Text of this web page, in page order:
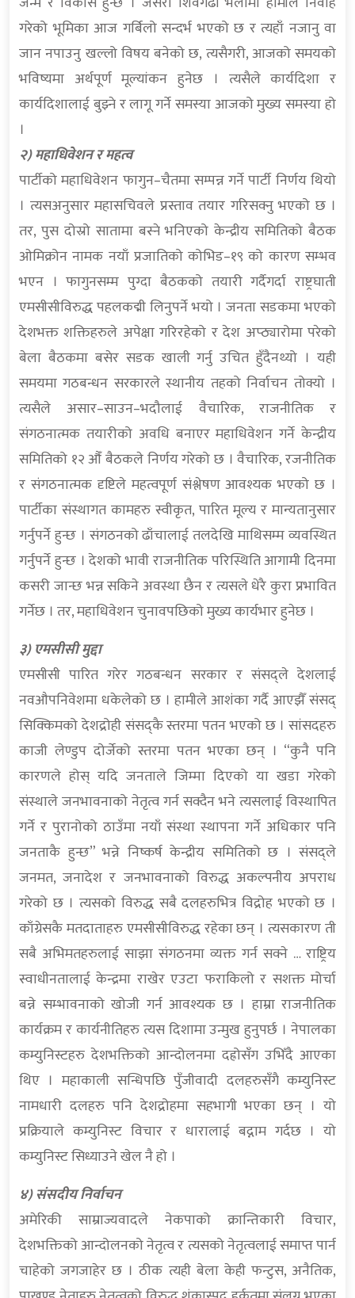
गरेको भूमिका आज गर्बिलो सन्दर्भ भएको छ र त्यहाँ नजानु वा
जान नपाउनु खल्लो विषय बनेको छ, त्यसैगरी, आजको समयको
भविष्यमा अर्थपूर्ण मूल्यांकन हुनेछ । त्यसैले कार्यदिशा र
कार्यदिशालाई बुझ्ने र लागू गर्ने समस्या आजको मुख्य समस्या हो
।
२) महाधिवेशन र महत्व
पार्टीको महाधिवेशन फागुन–चैतमा सम्पन्न गर्ने पार्टी निर्णय थियो
। त्यसअनुसार महासचिवले प्रस्ताव तयार गरिसक्नु भएको छ ।
तर, पुस दोस्रो सातामा बस्ने भनिएको केन्द्रीय समितिको बैठक
ओमिक्रोन नामक नयाँ प्रजातिको कोभिड–१९ को कारण सम्भव
भएन । फागुनसम्म पुग्दा बैठकको तयारी गर्दैगर्दा राष्ट्रघाती
एमसीसीविरुद्ध पहलकद्मी लिनुपर्ने भयो । जनता सडकमा भएको
देशभक्त शक्तिहरुले अपेक्षा गरिरहेको र देश अप्ठ्यारोमा परेको
बेला बैठकमा बसेर सडक खाली गर्नु उचित हुँदैनथ्यो । यही
समयमा गठबन्धन सरकारले स्थानीय तहको निर्वाचन तोक्यो ।
त्यसैले असार–साउन–भदौलाई वैचारिक, राजनीतिक र
संगठनात्मक तयारीको अवधि बनाएर महाधिवेशन गर्ने केन्द्रीय
समितिको १२ औँ बैठकले निर्णय गरेको छ । वैचारिक, रजनीतिक
र संगठनात्मक दृष्टिले महत्वपूर्ण संश्लेषण आवश्यक भएको छ ।
पार्टीका संस्थागत कामहरु स्वीकृत, पारित मूल्य र मान्यतानुसार
गर्नुपर्ने हुन्छ । संगठनको ढाँचालाई तलदेखि माथिसम्म व्यवस्थित
गर्नुपर्ने हुन्छ । देशको भावी राजनीतिक परिस्थिति आगामी दिनमा
कसरी जान्छ भन्न सकिने अवस्था छैन र त्यसले धेरै कुरा प्रभावित
गर्नेछ । तर, महाधिवेशन चुनावपछिको मुख्य कार्यभार हुनेछ ।
३) एमसीसी मुद्दा
एमसीसी पारित गरेर गठबन्धन सरकार र संसद्ले देशलाई
नवऔपनिवेशमा धकेलेको छ । हामीले आशंका गर्दै आएझैँ संसद्
सिक्किमको देशद्रोही संसद्कै स्तरमा पतन भएको छ । सांसदहरु
काजी लेण्डुप दोर्जेको स्तरमा पतन भएका छन् । “कुनै पनि
कारणले होस् यदि जनताले जिम्मा दिएको या खडा गरेको
संस्थाले जनभावनाको नेतृत्व गर्न सक्दैन भने त्यसलाई विस्थापित
गर्ने र पुरानोको ठाउँमा नयाँ संस्था स्थापना गर्ने अधिकार पनि
जनताकै हुन्छ” भन्ने निष्कर्ष केन्द्रीय समितिको छ । संसद्ले
जनमत, जनादेश र जनभावनाको विरुद्ध अकल्पनीय अपराध
गरेको छ । त्यसको विरुद्ध सबै दलहरुभित्र विद्रोह भएको छ ।
काँग्रेसकै मतदाताहरु एमसीसीविरुद्ध रहेका छन् । त्यसकारण ती
सबै अभिमतहरुलाई साझा संगठनमा व्यक्त गर्न सक्ने … राष्ट्रिय
स्वाधीनतालाई केन्द्रमा राखेर एउटा फराकिलो र सशक्त मोर्चा
बन्ने सम्भावनाको खोजी गर्न आवश्यक छ । हाम्रा राजनीतिक
कार्यक्रम र कार्यनीतिहरु त्यस दिशामा उन्मुख हुनुपर्छ । नेपालका
कम्युनिस्टहरु देशभक्तिको आन्दोलनमा दह्रोसँग उभिँदै आएका
थिए । महाकाली सन्धिपछि पुँजीवादी दलहरुसँगै कम्युनिस्ट
नामधारी दलहरु पनि देशद्रोहमा सहभागी भएका छन् । यो
प्रक्रियाले कम्युनिस्ट विचार र धारालाई बद्नाम गर्दछ । यो
कम्युनिस्ट सिध्याउने खेल नै हो ।
४) संसदीय निर्वाचन
अमेरिकी साम्राज्यवादले नेकपाको क्रान्तिकारी विचार,
देशभक्तिको आन्दोलनको नेतृत्व र त्यसको नेतृत्वलाई समाप्त पार्न
चाहेको जगजाहेर छ । ठीक त्यही बेला केही फन्टुस, अनैतिक,